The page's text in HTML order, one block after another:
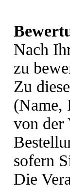
Nach
zu
Zu
(Name,
von der
sofern
Die